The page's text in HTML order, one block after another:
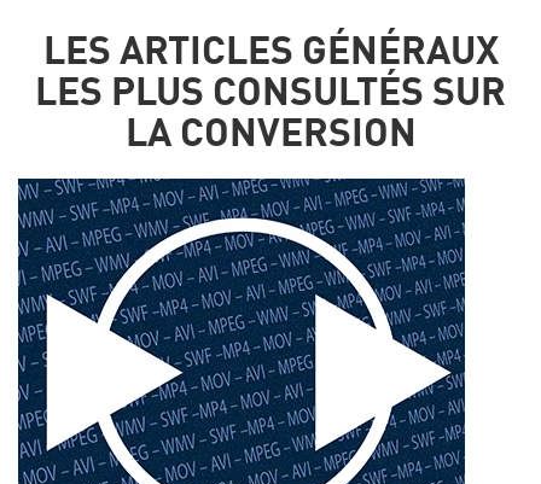
LES ARTICLES GÉNÉRAUX
LES PLUS CONSULTÉS SUR
LA CONVERSION